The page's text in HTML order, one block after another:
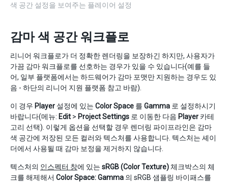
색 공간 설정을 보여주는 플레이어 설정
감마 색 공간 워크플로
리니어 워크플로가 더 정확한 렌더링을 보장하긴 하지만, 사용자가
가끔 감마 워크플로를 선호하는 경우가 있을 수 있습니다(예를 들
어, 일부 플랫폼에서는 하드웨어가 감마 포맷만 지원하는 경우도 있
음 - 하단의 리니어 지원 플랫폼 참고 바람).
이 경우 Player 설정에 있는 Color Space 를 Gamma 로 설정하시기
바랍니다(메뉴: Edit > Project Settings 로 이동한 다음 Player 카테
고리 선택). 이렇게 옵션을 선택할 경우 렌더링 파이프라인은 감마
색 공간에 저장된 모든 컬러와 텍스처를 사용합니다. 텍스처는 셰이
더에서 사용될 때 감마 보정을 제거하지 않습니다.
텍스처의 인스펙터 창에 있는 sRGB (Color Texture) 체크박스의 체
크를 해제해서 Color Space: Gamma 의 sRGB 샘플링 바이패스를